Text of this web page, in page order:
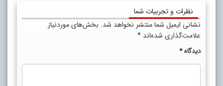
نظرات و تجربیات شما
نشانی ایمیل شما منتشر نخواهد شد. بخش‌های موردنیاز
علامت‌گذاری شده‌اند *
دیدگاه*